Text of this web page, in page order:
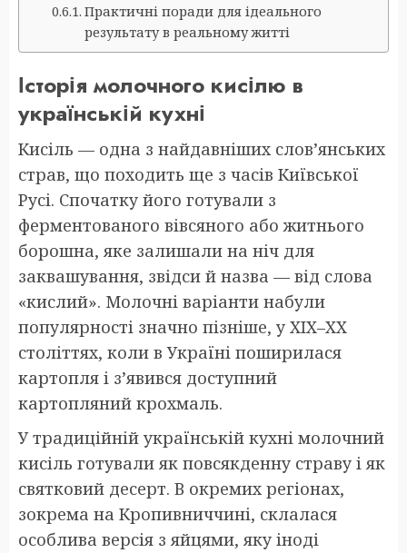
Практичні поради для ідеального
результату в реальному житті
Історія молочного кисілю в
українській кухні
Кисіль — одна з найдавніших слов’янських
страв, що походить ще з часів Київської
Русі. Спочатку його готували з
ферментованого вівсяного або житнього
борошна, яке залишали на ніч для
заквашування, звідси й назва — від слова
«кислий». Молочні варіанти набули
популярності значно пізніше, у XIX–XX
століттях, коли в Україні поширилася
картопля і з’явився доступний
картопляний крохмаль.
У традиційній українській кухні молочний
кисіль готували як повсякденну страву і як
святковий десерт. В окремих регіонах,
зокрема на Кропивниччині, склалася
особлива версія з яйцями, яку іноді